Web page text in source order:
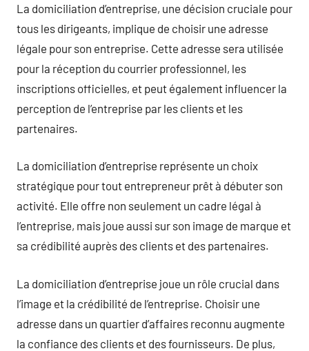
La domiciliation d’entreprise, une décision cruciale pour
tous les dirigeants, implique de choisir une adresse
légale pour son entreprise. Cette adresse sera utilisée
pour la réception du courrier professionnel, les
inscriptions officielles, et peut également influencer la
perception de l’entreprise par les clients et les
partenaires.
La domiciliation d’entreprise représente un choix
stratégique pour tout entrepreneur prêt à débuter son
activité. Elle offre non seulement un cadre légal à
l’entreprise, mais joue aussi sur son image de marque et
sa crédibilité auprès des clients et des partenaires.
La domiciliation d’entreprise joue un rôle crucial dans
l’image et la crédibilité de l’entreprise. Choisir une
adresse dans un quartier d’affaires reconnu augmente
la confiance des clients et des fournisseurs. De plus,